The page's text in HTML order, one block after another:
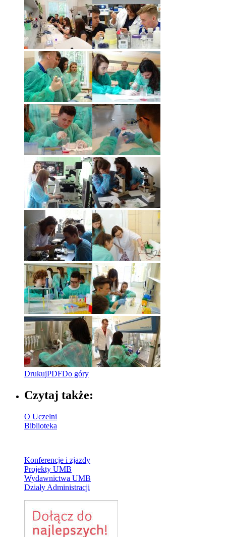
DrukujPDFDo góry
Czytaj także:
O Uczelni
Biblioteka
Konferencje i zjazdy
Projekty UMB
Wydawnictwa UMB
Działy Administracji